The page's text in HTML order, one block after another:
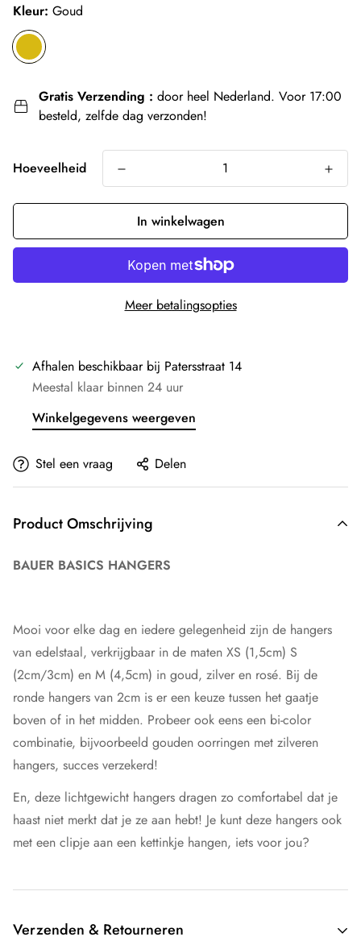
Kleur: Goud
Gratis Verzending : door heel Nederland. Voor 17:00
besteld, zelfde dag verzonden!
Hoeveelheid
In winkelwagen
Meer betalingsopties
Afhalen beschikbaar bij Patersstraat 14
Meestal klaar binnen 24 uur
Winkelgegevens weergeven
Stel een vraag Delen
Product Omschrijving
BAUER BASICS HANGERS
Mooi voor elke dag en iedere gelegenheid zijn de hangers
van edelstaal, verkrijgbaar in de maten XS (1,5cm) S
(2cm/3cm) en M (4,5cm) in goud, zilver en rosé. Bij de
ronde hangers van 2cm is er een keuze tussen het gaatje
boven of in het midden. Probeer ook eens een bi-color
combinatie, bijvoorbeeld gouden oorringen met zilveren
hangers, succes verzekerd!
En, deze lichtgewicht hangers dragen zo comfortabel dat je
haast niet merkt dat je ze aan hebt! Je kunt deze hangers ook
met een clipje aan een kettinkje hangen, iets voor jou?
Verzenden & Retourneren